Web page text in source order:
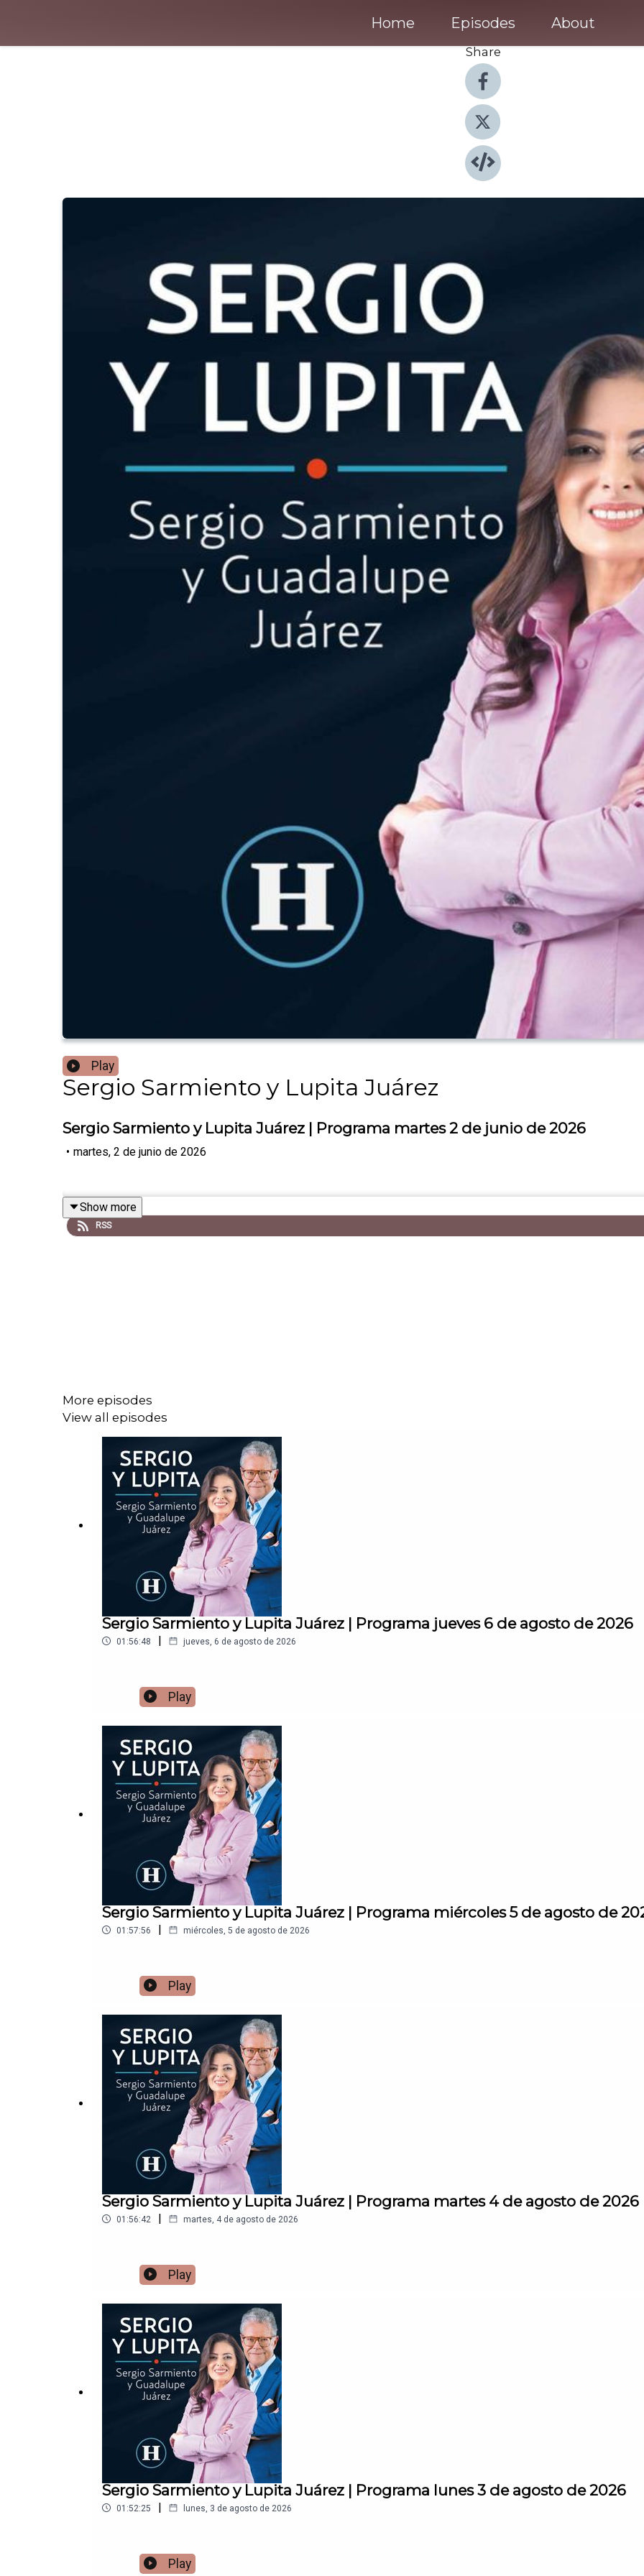
Home Episodes About
Share
Play
Sergio Sarmiento y Lupita Juárez
Sergio Sarmiento y Lupita Juárez | Programa martes 2 de junio de 2026
• martes, 2 de junio de 2026
Show more
RSS
More episodes
View all episodes
Sergio Sarmiento y Lupita Juárez | Programa jueves 6 de agosto de 2026
01:56:48 | jueves, 6 de agosto de 2026
Play
Sergio Sarmiento y Lupita Juárez | Programa miércoles 5 de agosto de
01:57:56 | miércoles, 5 de agosto de 2026
Play
Sergio Sarmiento y Lupita Juárez | Programa martes 4 de agosto de 2026
01:56:42 | martes, 4 de agosto de 2026
Play
Sergio Sarmiento y Lupita Juárez | Programa lunes 3 de agosto de 2026
01:52:25 | lunes, 3 de agosto de 2026
Play